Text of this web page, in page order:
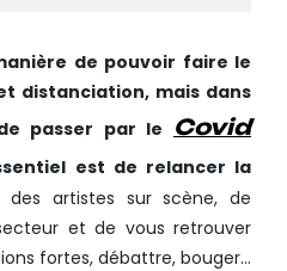
de pouvoir faire le
distanciation, mais dans
passer par le Covid
est de relancer la
des artistes sur scène, de
et de vous retrouver
fortes, débattre, bouger…